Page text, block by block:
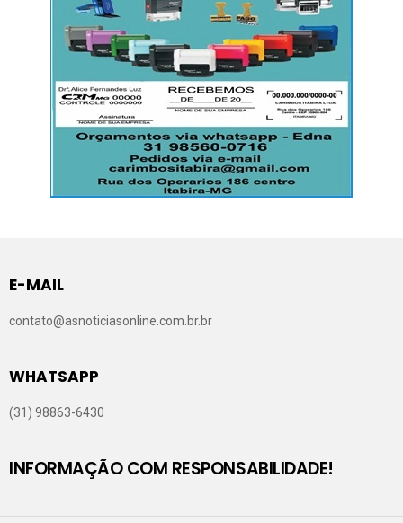
E-MAIL
contato@asnoticiasonline.com.br.br
WHATSAPP
(31) 98863-6430
INFORMAÇÃO COM RESPONSABILIDADE!